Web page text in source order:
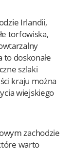
Irlandii,
torfowiska,
doskonałe
szlaki
kraju można
wiejskiego
zachodzie
warto